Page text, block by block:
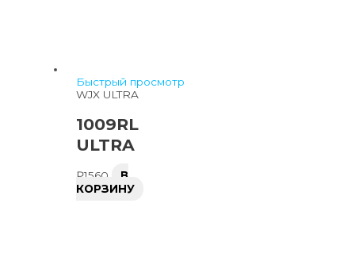
Быстрый просмотр
WJX ULTRA
1009RL
ULTRA
₽1560
В
КОРЗИНУ